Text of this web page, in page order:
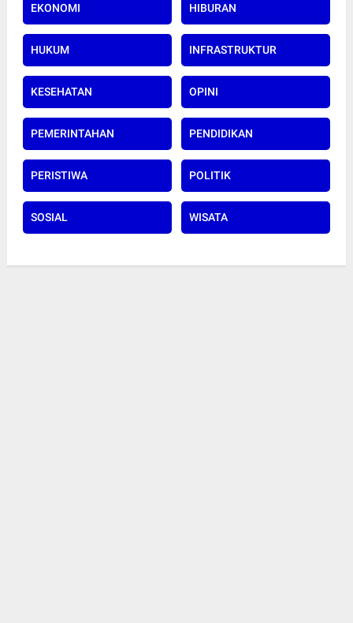
EKONOMI HIBURAN
HUKUM INFRASTRUKTUR
KESEHATAN OPINI
PEMERINTAHAN PENDIDIKAN
PERISTIWA POLITIK
SOSIAL WISATA